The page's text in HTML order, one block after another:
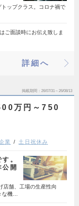
トップクラス。コロナ禍で
ご面談時にお伝え致しま
詳細へ
掲載期間 26/07/31～26/08/13
万円～750
業 土日祝休み
。
公開
店舗、工場の生産性向
な機…